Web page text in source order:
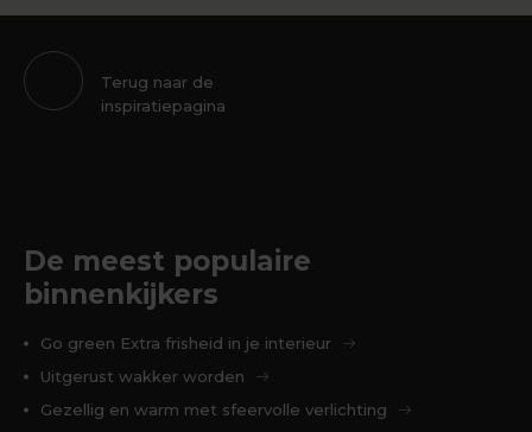
Terug naar de
inspiratiepagina
De meest populaire
binnenkijkers
Go green Extra frisheid in je interieur
Uitgerust wakker worden
Gezellig en warm met sfeervolle verlichting